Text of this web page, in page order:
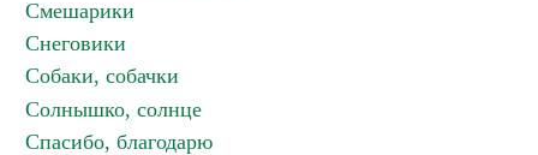
Смешарики
Снеговики
Собаки, собачки
Солнышко, солнце
Спасибо, благодарю